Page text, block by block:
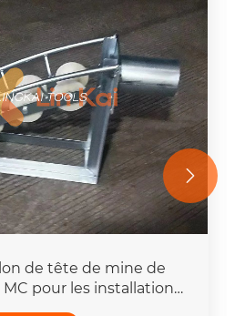
de tête de mine de
pour les installations
